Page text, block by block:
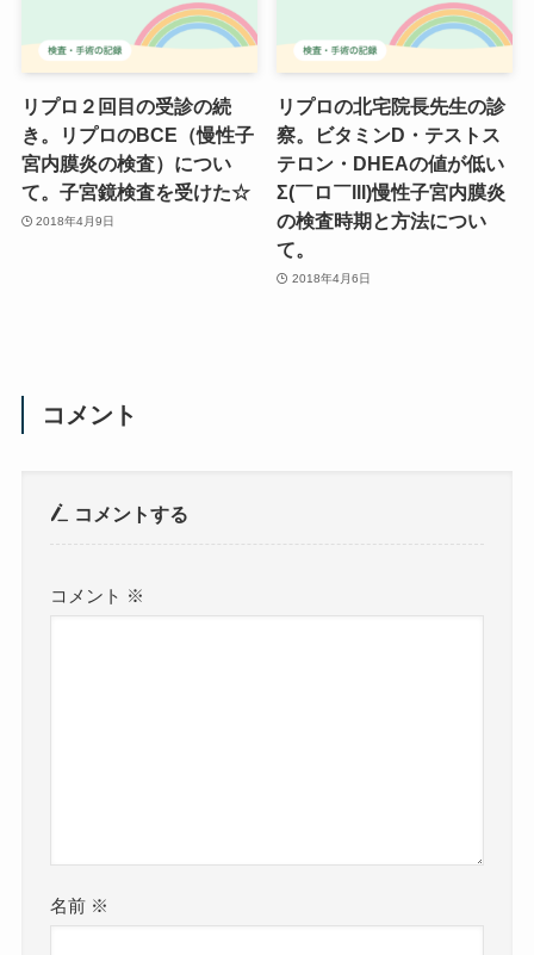
リプロ２回目の受診の続
き。リプロのBCE（慢性子
宮内膜炎の検査）につい
て。子宮鏡検査を受けた☆
2018年4月9日
リプロの北宅院長先生の診
察。ビタミンD・テストス
テロン・DHEAの値が低い
Σ(￣ロ￣lll)慢性子宮内膜炎
の検査時期と方法につい
て。
2018年4月6日
コメント
コメントする
コメント ※
名前 ※